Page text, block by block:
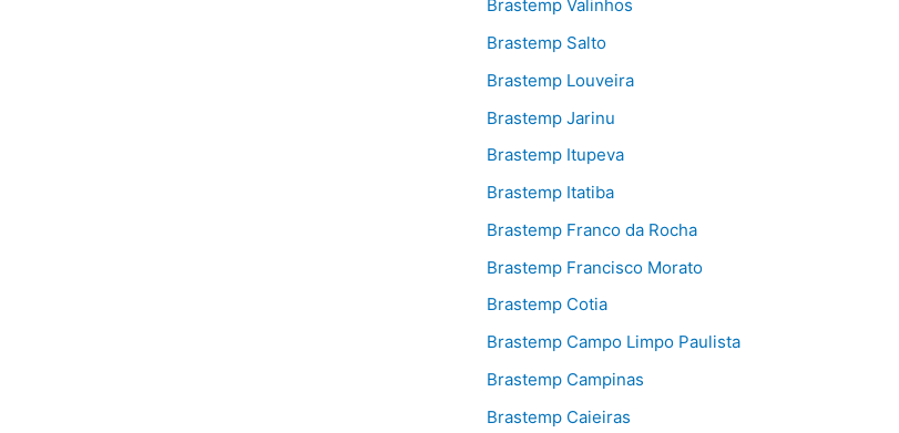
Brastemp Valinhos
Brastemp Salto
Brastemp Louveira
Brastemp Jarinu
Brastemp Itupeva
Brastemp Itatiba
Brastemp Franco da Rocha
Brastemp Francisco Morato
Brastemp Cotia
Brastemp Campo Limpo Paulista
Brastemp Campinas
Brastemp Caieiras